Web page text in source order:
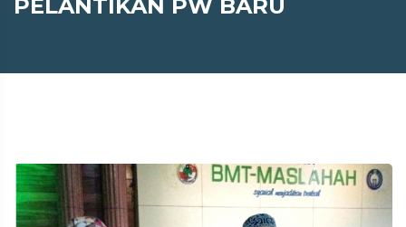
PELANTIKAN PW BARU